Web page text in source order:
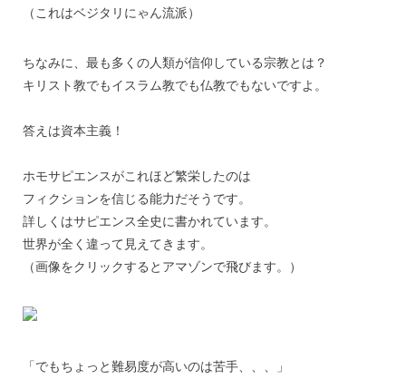
（これはベジタリにゃん流派）
ちなみに、最も多くの人類が信仰している宗教とは？
キリスト教でもイスラム教でも仏教でもないですよ。
答えは資本主義！
ホモサピエンスがこれほど繁栄したのは
フィクションを信じる能力だそうです。
詳しくはサピエンス全史に書かれています。
世界が全く違って見えてきます。
（画像をクリックするとアマゾンで飛びます。）
「でもちょっと難易度が高いのは苦手、、、」